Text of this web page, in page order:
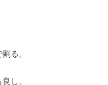
る。
し。